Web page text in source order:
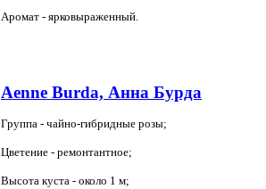
Аромат - ярковыраженный.
Aenne Burda, Анна Бурда
Группа - чайно-гибридные розы;
Цветение - ремонтантное;
Высота куста - около 1 м;